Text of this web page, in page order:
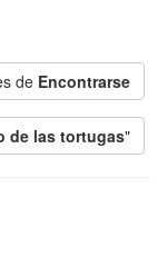
de Encontrarse
de las tortugas"